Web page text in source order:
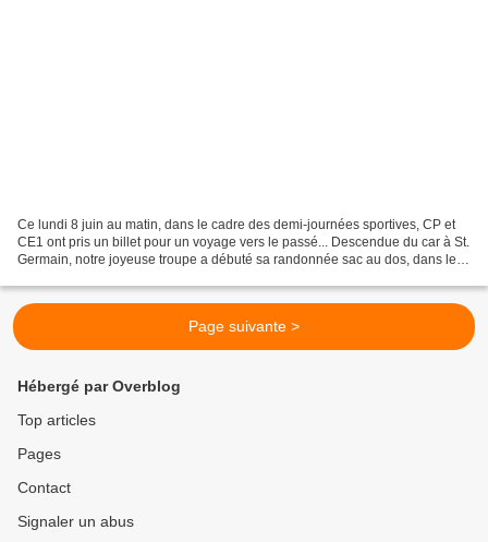
Ce lundi 8 juin au matin, dans le cadre des demi-journées sportives, CP et
CE1 ont pris un billet pour un voyage vers le passé... Descendue du car à St.
Germain, notre joyeuse troupe a débuté sa randonnée sac au dos, dans les
Page suivante >
Hébergé par Overblog
Top articles
Pages
Contact
Signaler un abus